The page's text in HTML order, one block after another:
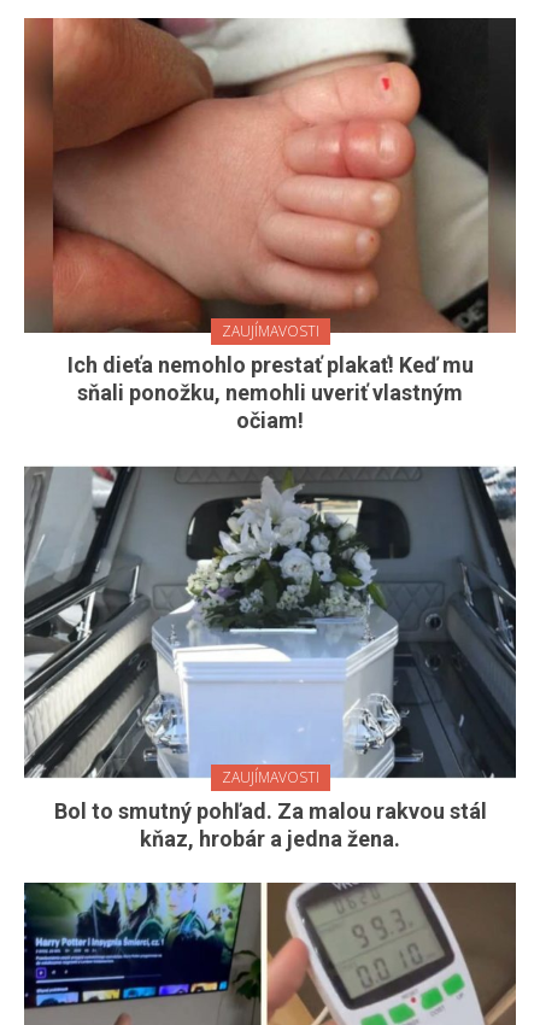
ZAUJÍMAVOSTI
Ich dieťa nemohlo prestať plakať! Keď mu
sňali ponožku, nemohli uveriť vlastným
očiam!
ZAUJÍMAVOSTI
Bol to smutný pohľad. Za malou rakvou stál
kňaz, hrobár a jedna žena.